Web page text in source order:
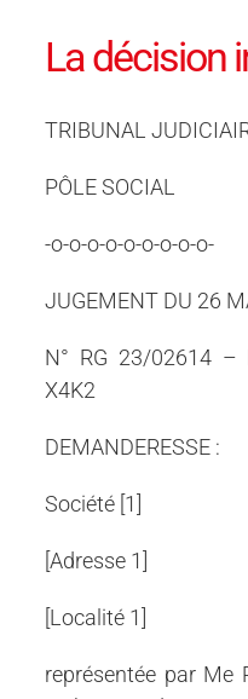
La décision
TRIBUNAL
PÔLE SOCIAL
-o-o-o-o-o-o-o-o-o-
JUGEMENT DU 26
N° RG 23/02614 –
X4K2
DEMANDERESSE :
Société [1]
[Adresse 1]
[Localité 1]
représentée par Me